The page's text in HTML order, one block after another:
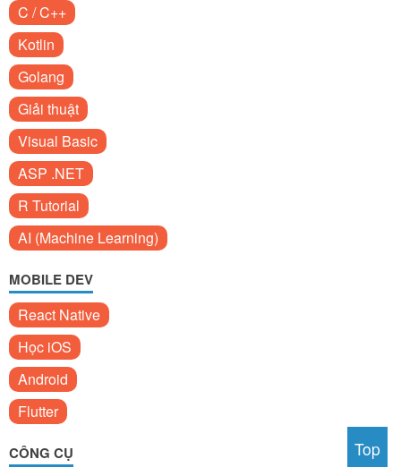
C / C++
Kotlin
Golang
Giải thuật
Visual Basic
ASP .NET
R Tutorial
AI (Machine Learning)
MOBILE DEV
React Native
Học iOS
Android
Flutter
CÔNG CỤ Top